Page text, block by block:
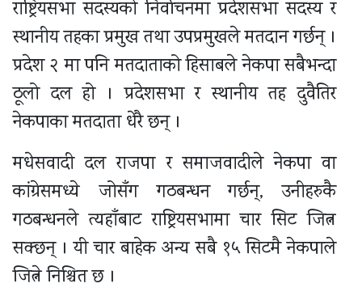
राष्ट्रियसभा सदस्यको निर्वाचनमा प्रदेशसभा सदस्य र
स्थानीय तहका प्रमुख तथा उपप्रमुखले मतदान गर्छन् ।
प्रदेश २ मा पनि मतदाताको हिसाबले नेकपा सबैभन्दा
ठूलो दल हो । प्रदेशसभा र स्थानीय तह दुवैतिर
नेकपाका मतदाता धेरै छन् ।
मधेसवादी दल राजपा र समाजवादीले नेकपा वा
कांग्रेसमध्ये जोसँग गठबन्धन गर्छन्, उनीहरुकै
गठबन्धनले त्यहाँबाट राष्ट्रियसभामा चार सिट जित्न
सक्छन् । यी चार बाहेक अन्य सबै १५ सिटमै नेकपाले
जित्ने निश्चित छ ।